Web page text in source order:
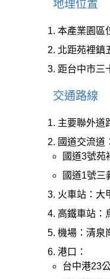
地理位置
本產業園區
北距苑裡鎮
距台中市三
交通路線
主要聯外道
國道交流道
國道3號苑
國道1號三
火車站：大
高鐵車站：
機場：清泉
港口：
台中港23